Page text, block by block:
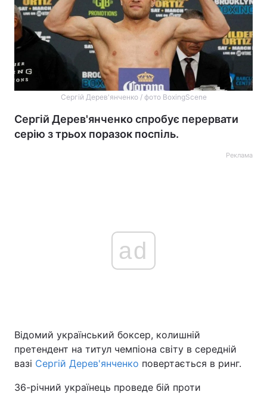
Сергій Дерев'янченко / фото BoxingScene
Сергій Дерев'янченко спробує перервати
серію з трьох поразок поспіль.
Реклама
ad
Відомий український боксер, колишній
претендент на титул чемпіона світу в середній
вазі Сергій Дерев'янченко повертається в ринг.
36-річний українець проведе бій проти